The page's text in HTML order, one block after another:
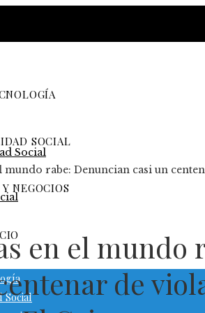
SOCIAL
NEGOCIOS
Social
Social
mundo rabe: Denuncian casi un
en el mundo
de